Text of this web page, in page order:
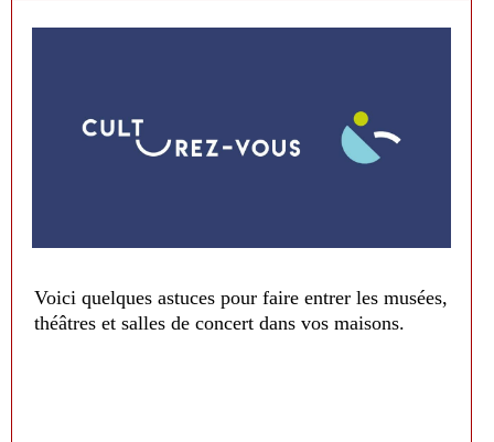
Voici quelques astuces pour faire entrer les musées,
théâtres et salles de concert dans vos maisons.